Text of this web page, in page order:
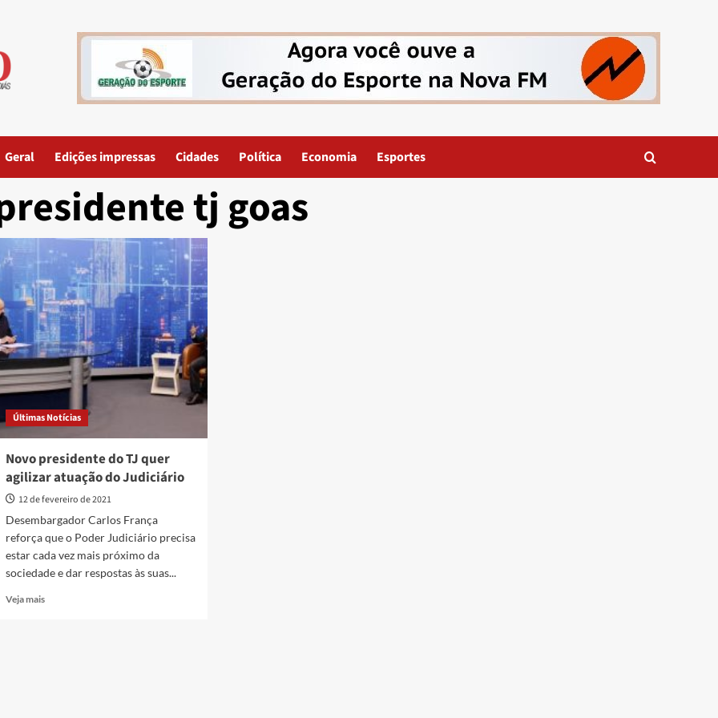
Geral Edições impressas Cidades Política Economia Esportes
tj goas
Últimas Notícias
Novo presidente do TJ quer
agilizar atuação do Judiciário
12 de fevereiro de 2021
Desembargador Carlos França
reforça que o Poder Judiciário precisa
estar cada vez mais próximo da
sociedade e dar respostas às suas...
Veja maisRead